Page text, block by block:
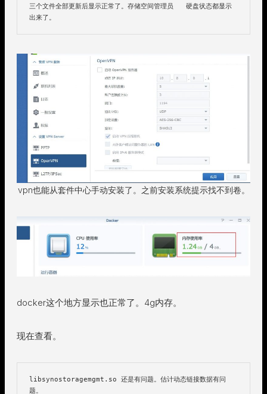
三个文件全部更新后显示正常了。存储空间管理员   硬盘状态都显示
vpn也能从套件中心手动安装了。之前安装系统提示找不到卷。
docker这个地方显示也正常了。4g内存。
现在查看。
libsynostoragemgmt.so 还是有问题。估计动态链接数据有问
题。